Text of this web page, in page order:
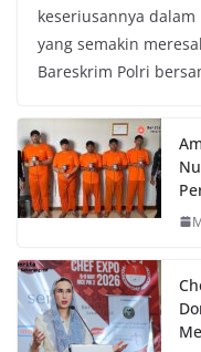
keseriusannya
yang semakin
Bareskrim Polri